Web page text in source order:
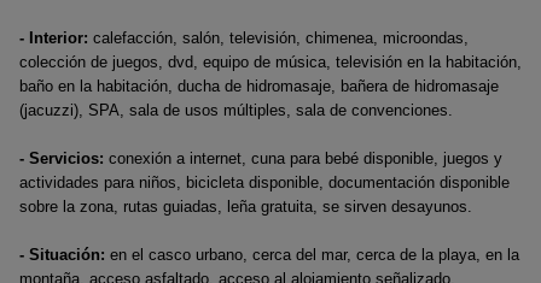
- Interior: calefacción, salón, televisión, chimenea, microondas,
colección de juegos, dvd, equipo de música, televisión en la habitación,
baño en la habitación, ducha de hidromasaje, bañera de hidromasaje
(jacuzzi), SPA, sala de usos múltiples, sala de convenciones.
- Servicios: conexión a internet, cuna para bebé disponible, juegos y
actividades para niños, bicicleta disponible, documentación disponible
sobre la zona, rutas guiadas, leña gratuita, se sirven desayunos.
- Situación: en el casco urbano, cerca del mar, cerca de la playa, en la
montaña, acceso asfaltado, acceso al alojamiento señalizado.